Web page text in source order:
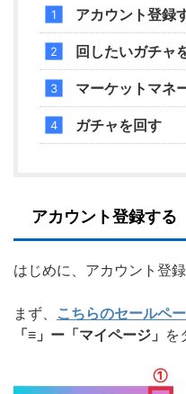
アカウント登録
回したいガチャ
マーケットマネ
ガチャを回す
アカウント登録する
はじめに、アカウント登
まず、 こちらのセールペ
「≡」ー「マイページ」 を